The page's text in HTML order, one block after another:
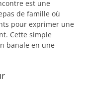
est une
de famille où
pour exprimer une
Cette simple
banale en une